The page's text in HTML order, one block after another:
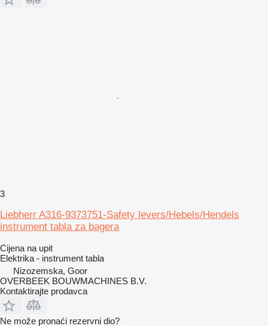
3
Liebherr A316-9373751-Safety levers/Hebels/Hendels
instrument tabla za bagera
Cijena na upit
Elektrika - instrument tabla
Nizozemska, Goor
OVERBEEK BOUWMACHINES B.V.
Kontaktirajte prodavca
Ne može pronaći rezervni dio?